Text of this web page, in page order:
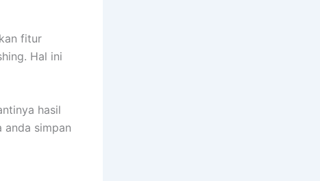
fitur
Hal ini
hasil
anda simpan